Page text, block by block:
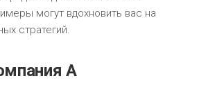
могут вдохновить вас на
стратегий.
A